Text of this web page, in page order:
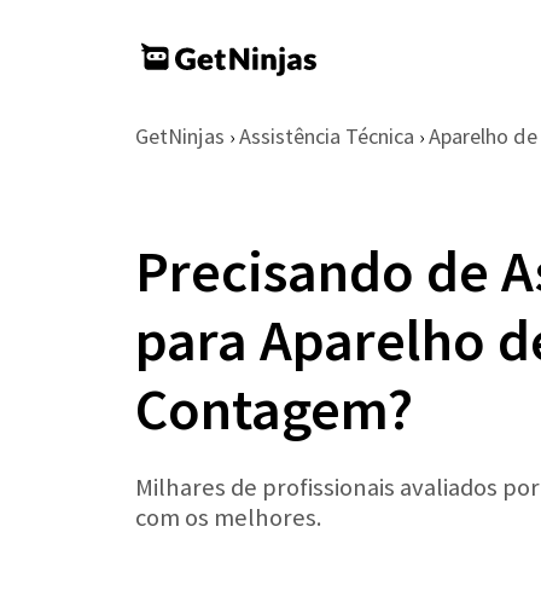
GetNinjas › Assistência Técnica › Aparelho
Precisando de
para Aparelho
Contagem?
Milhares de profissionais avaliados
com os melhores.